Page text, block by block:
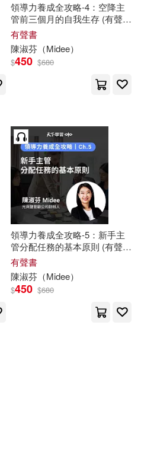
領導力養成全攻略-4：空降主
管前三個月的自我生存 (有聲
書)
有聲書
陳淑芬 （Midee）
$450 $680
領導力養成全攻略-5：新手主
管分配任務的基本原則 (有聲
書)
有聲書
陳淑芬 （Midee）
$450 $680